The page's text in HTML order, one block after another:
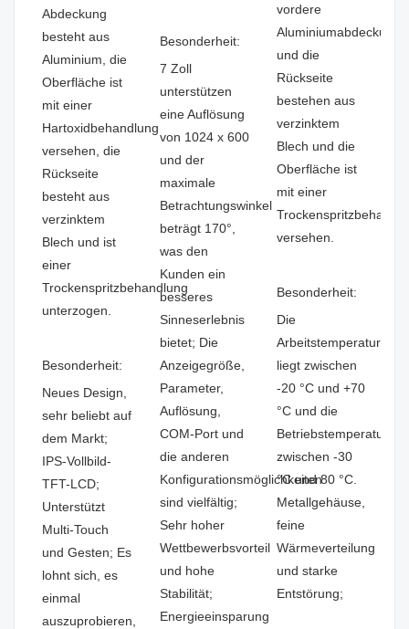
Abdeckung
besteht aus
Aluminium, die
Oberfläche ist
mit einer
Hartoxidbehandlung
versehen, die
Rückseite
besteht aus
verzinktem
Blech und ist
einer
Trockenspritzbehandlung
unterzogen.
Besonderheit:
Neues Design,
sehr beliebt auf
dem Markt;
IPS-Vollbild-
TFT-LCD;
Unterstützt
Multi-Touch
und Gesten; Es
lohnt sich, es
einmal
auszuprobieren,
Besonderheit:
7 Zoll
unterstützen
eine Auflösung
von 1024 x 600
und der
maximale
Betrachtungswinkel
beträgt 170°,
was den
Kunden ein
besseres
Sinneserlebnis
bietet; Die
Anzeigegröße,
Parameter,
Auflösung,
COM-Port und
die anderen
Konfigurationsmöglichkeiten
sind vielfältig;
Sehr hoher
Wettbewerbsvorteil
und hohe
Stabilität;
Energieeinsparung
vordere
Aluminiumabdeckung
und die
Rückseite
bestehen aus
verzinktem
Blech und die
Oberfläche ist
mit einer
versehen.
Besonderheit:
Die
Arbeitstemperatur
liegt zwischen
-20 °C und +70
°C und die
Betriebstemperatur
zwischen -30
°C und 80 °C.
Metallgehäuse,
feine
Wärmeverteilung
und starke
Entstörung;